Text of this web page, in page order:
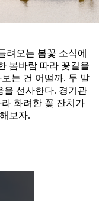
려오는 봄꽃 소식에
봄바람 따라 꽃길을
는 건 어떨까. 두 발
을 선사한다. 경기관
화려한 꽃 잔치가
보자.